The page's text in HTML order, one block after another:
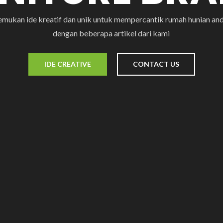
IDE CREATIVE
ide kreatif dan unik untuk mempercantik rumah hunian
dengan beberapa artikel dari kami
CONTACT US